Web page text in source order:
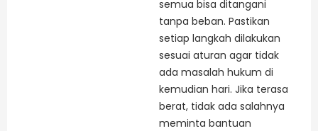
semua bisa ditangani
tanpa beban. Pastikan
setiap langkah dilakukan
sesuai aturan agar tidak
ada masalah hukum di
kemudian hari. Jika terasa
berat, tidak ada salahnya
meminta bantuan